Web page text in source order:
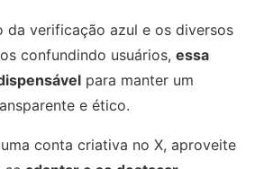
da verificação azul e os diversos
confundindo usuários, essa
para manter um
e ético.
conta criativa no X, aproveite